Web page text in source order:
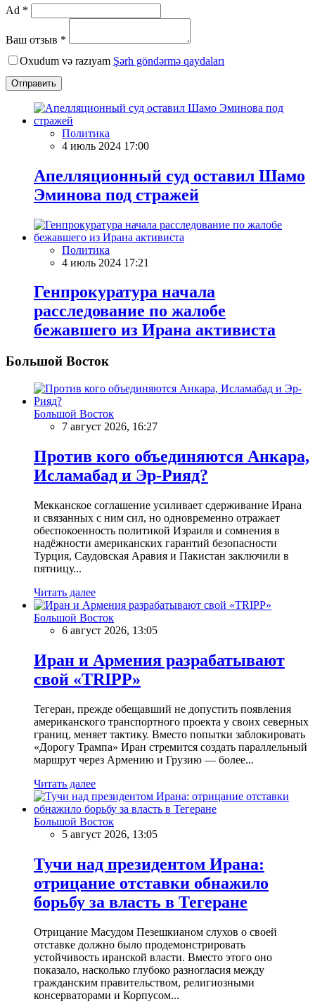
Ad *
Ваш отзыв *
Oxudum və razıyam Şərh göndərmə qaydaları
Отправить
Политика
4 июль 2024 17:00
Апелляционный суд оставил Шамо
Эминова под стражей
Политика
4 июль 2024 17:21
Генпрокуратура начала
расследование по жалобе
бежавшего из Ирана активиста
Большой Восток
Большой Восток
7 август 2026, 16:27
Против кого объединяются Анкара,
Исламабад и Эр-Рияд?
Мекканское соглашение усиливает сдерживание Ирана
и связанных с ним сил, но одновременно отражает
обеспокоенность политикой Израиля и сомнения в
надёжности американских гарантий безопасности
Турция, Саудовская Аравия и Пакистан заключили в
пятницу...
Читать далее
Большой Восток
6 август 2026, 13:05
Иран и Армения разрабатывают
свой «TRIPP»
Тегеран, прежде обещавший не допустить появления
американского транспортного проекта у своих северных
границ, меняет тактику. Вместо попытки заблокировать
«Дорогу Трампа» Иран стремится создать параллельный
маршрут через Армению и Грузию — более...
Читать далее
Большой Восток
5 август 2026, 13:05
Тучи над президентом Ирана:
отрицание отставки обнажило
борьбу за власть в Тегеране
Отрицание Масудом Пезешкианом слухов о своей
отставке должно было продемонстрировать
устойчивость иранской власти. Вместо этого оно
показало, насколько глубоко разногласия между
гражданским правительством, религиозными
консерваторами и Корпусом...